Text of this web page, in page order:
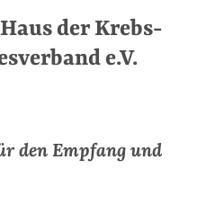
der Krebs-
e.V.
den Empfang und